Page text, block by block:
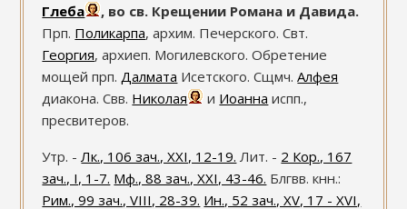
Глеба
, во св. Крещении Романа и Давида.
Прп. Поликарпа, архим. Печерского. Свт.
Георгия, архиеп. Могилевского. Обретение
мощей прп.Далмата Исетского. Сщмч.Алфея
диакона. Свв. Николая и Иоанна испп.,
пресвитеров.
Утр. -Лк., 106 зач., XXI, 12-19. Лит. - 2 Кор., 167
зач., I, 1-7. Мф., 88 зач., XXI, 43-46. Блгвв. кнн.:
Рим., 99 зач., VIII, 28-39. Ин., 52 зач., XV, 17 - XVI,